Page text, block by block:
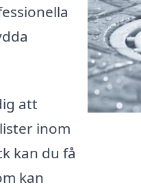
att
inom
kan du få
kan